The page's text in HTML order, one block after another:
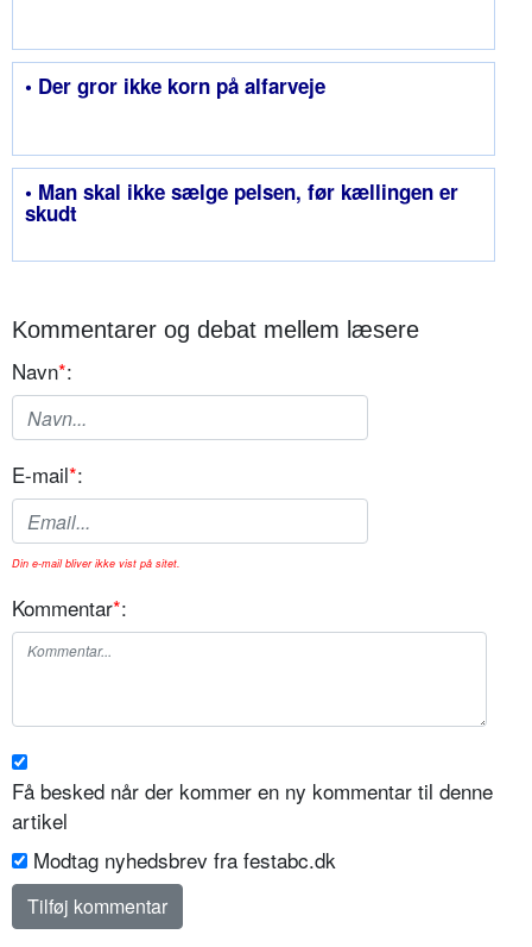
• Der gror ikke korn på alfarveje
• Man skal ikke sælge pelsen, før kællingen er
skudt
Kommentarer og debat mellem læsere
Navn*:
E-mail*:
Din e-mail bliver ikke vist på sitet.
Kommentar*:
Få besked når der kommer en ny kommentar til denne
artikel
Modtag nyhedsbrev fra festabc.dk